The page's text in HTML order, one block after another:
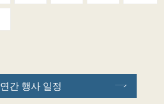
연간 행사 일정